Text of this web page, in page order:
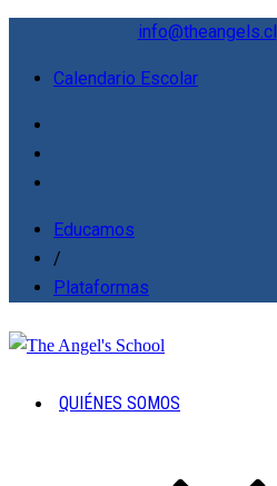
info@theangels.cl
Calendario Escolar
Educamos
/
Plataformas
QUIÉNES SOMOS